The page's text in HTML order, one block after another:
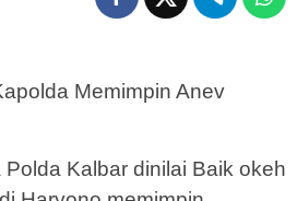
Memimpin Anev
Kalbar dinilai Baik okeh